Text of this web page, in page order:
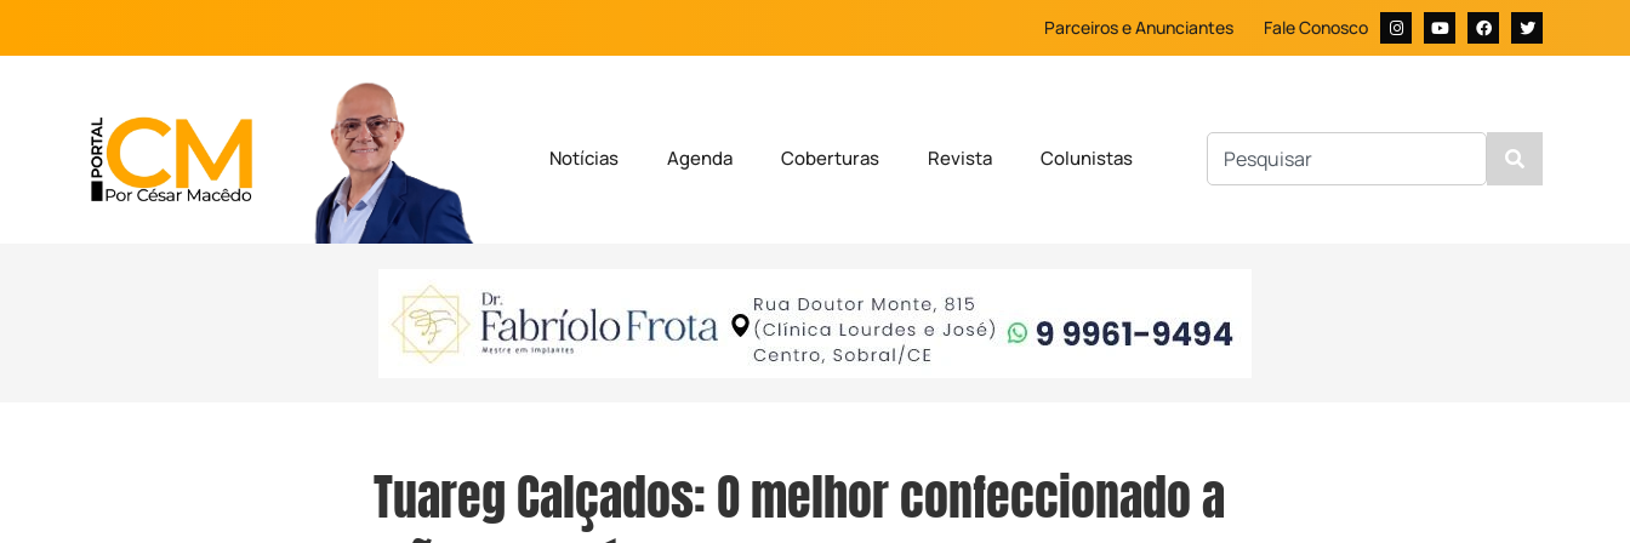
Parceiros e Anunciantes Fale Conosco
Notícias Agenda Coberturas Revista Colunistas
Tuareg Calçados: O melhor confeccionado a